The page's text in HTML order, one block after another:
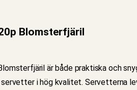
Blomsterfjäril
är både praktiska och
i hög kvalitet. Servetterna